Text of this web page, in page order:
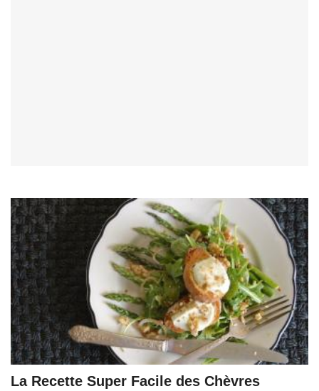
La Recette Super Facile des Chèvres